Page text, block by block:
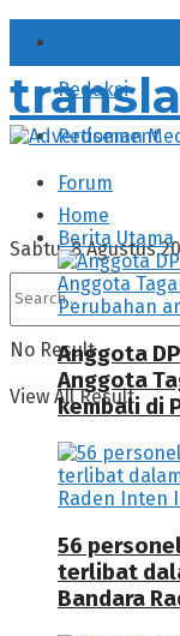
Redaksi
Pedoman
Forum
Sabtu, 8 Agustus
No Result
View All Result
Home
Berita Utama
Anggota
Anggota
kembali di
56
terlibat
Bandara